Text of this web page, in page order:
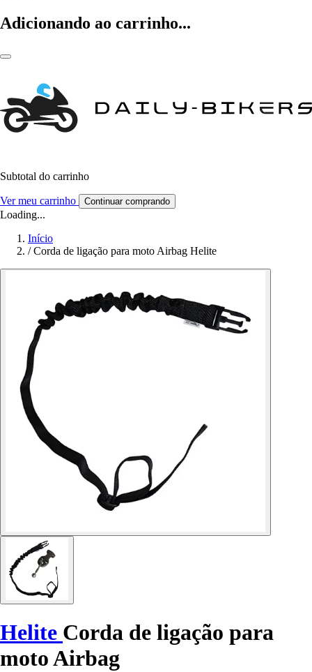
Adicionando ao carrinho...
Subtotal do carrinho
Ver meu carrinho Continuar comprando
Loading...
Início
/ Corda de ligação para moto Airbag Helite
Helite Corda de ligação para
moto Airbag